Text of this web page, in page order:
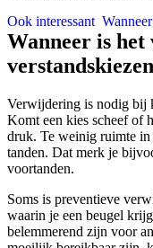
Ook interessant
Wanneer is het
Verwijdering is nodig bij
Komt een kies scheef of
druk. Te weinig ruimte
tanden. Dat merk je
voortanden.
Soms is preventieve
waarin je een beugel
belemmerend zijn voor